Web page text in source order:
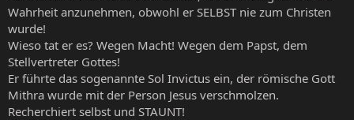
Wahrheit anzunehmen, obwohl er SELBST nie zum Christen
wurde!
Wieso tat er es? Wegen Macht! Wegen dem Papst, dem
Stellvertreter Gottes!
Er führte das sogenannte Sol Invictus ein, der römische Gott
Mithra wurde mit der Person Jesus verschmolzen.
Recherchiert selbst und STAUNT!